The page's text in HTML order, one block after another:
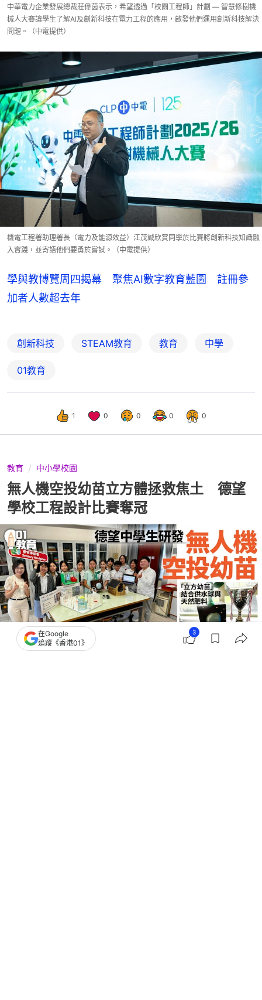
中華電力企業發展總裁莊偉茵表示，希望透過「校園工程師」計劃 — 智慧修樹機
械人大賽讓學生了解AI及創新科技在電力工程的應用，啟發他們運用創新科技解決
問題。（中電提供）
機電工程署助理署長（電力及能源效益）江茂誠欣賞同學於比賽將創新科技知識融
入實踐，並寄語他們要勇於嘗試。（中電提供）
學與教博覽周四揭幕 聚焦AI數字教育藍圖 註冊參
加者人數超去年
創新科技 STEAM教育 教育 中學
01教育
1 0 0 0 0
教育 中小學校園
無人機空投幼苗立方體拯救焦土 德望
學校工程設計比賽奪冠
在Google
追蹤《香港01》
3